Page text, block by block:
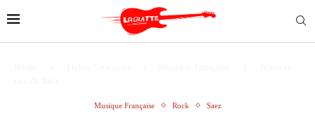
Musique Française Rock Saez